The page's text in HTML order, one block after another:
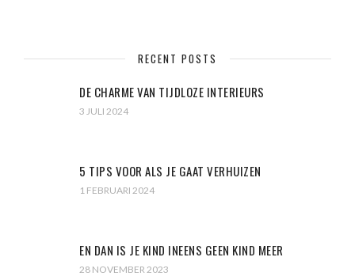
RECENT POSTS
DE CHARME VAN TIJDLOZE INTERIEURS
3 JULI 2024
5 TIPS VOOR ALS JE GAAT VERHUIZEN
1 FEBRUARI 2024
EN DAN IS JE KIND INEENS GEEN KIND MEER
28 NOVEMBER 2023